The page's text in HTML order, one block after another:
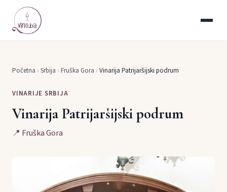
Početna › Srbija › Fruška Gora › Vinarija Patrijaršijski podrum
VINARIJE SRBIJA
Vinarija Patrijaršijski podrum
📍 Fruška Gora